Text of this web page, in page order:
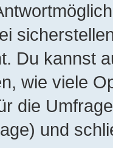
Du kannst
wie viele
die
und